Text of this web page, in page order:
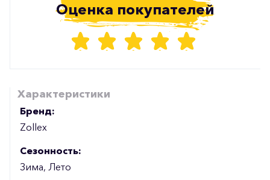
Оценка покупателей
Характеристики
Бренд:
Zollex
Сезонность:
Зима, Лето